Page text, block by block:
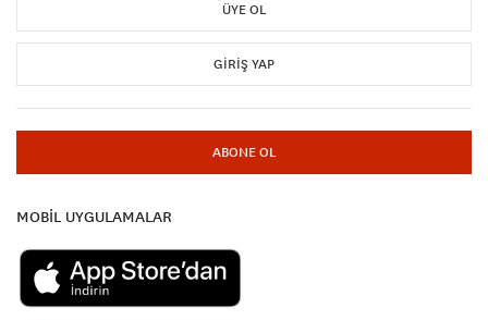
ÜYE OL
GIRIŞ YAP
ABONE OL
MOBİL UYGULAMALAR